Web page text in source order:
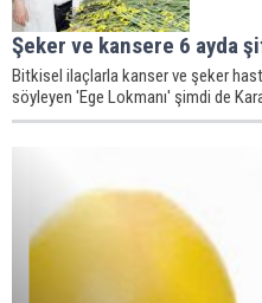
Şeker ve kansere 6 ayda
Bitkisel ilaçlarla kanser ve şeker
söyleyen 'Ege Lokmanı' şimdi de